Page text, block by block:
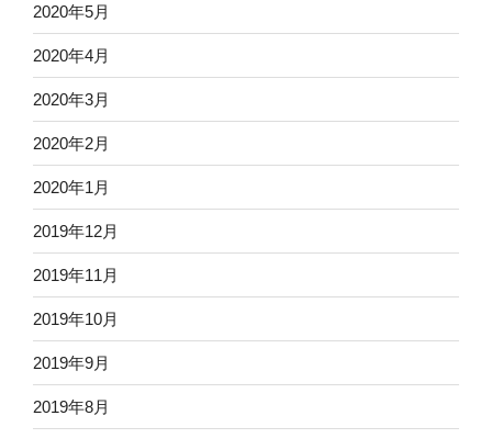
2020年5月
2020年4月
2020年3月
2020年2月
2020年1月
2019年12月
2019年11月
2019年10月
2019年9月
2019年8月